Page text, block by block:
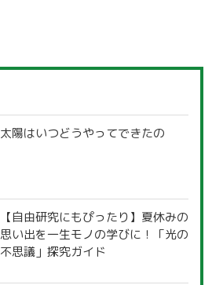
太陽はいつどうやってできたの
【自由研究にもぴったり】夏休みの
思い出を一生モノの学びに！「光の
不思議」探究ガイド